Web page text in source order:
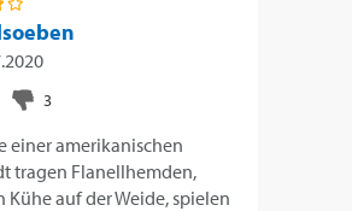
einer amerikanischen
tragen Flanellhemden,
Kühe auf der Weide, spielen